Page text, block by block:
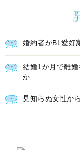
婚約者がBL愛好
結婚1か月で離
か
見知らぬ女性か